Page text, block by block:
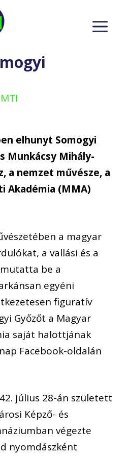
MTI
elhunyt Somogyi
Munkácsy Mihály-
a nemzet művésze, a
Akadémia (MMA)
a magyar
a vallási és a
be a
egyéni
figuratív
Győzőt a Magyar
saját halottjának
Facebook-oldalán
július 28-án született
Képző- és
végezte
nyomdászként